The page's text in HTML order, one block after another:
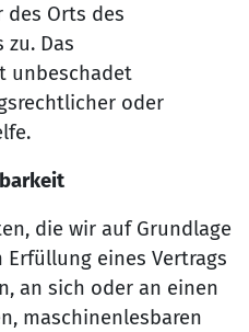
des Orts des
Das
unbeschadet
oder
die wir auf Grundlage
eines Vertrags
an sich oder an einen
maschinenlesbaren